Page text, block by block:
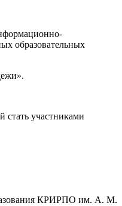
образовательных
стать участниками
КРИРПО им. А. М.